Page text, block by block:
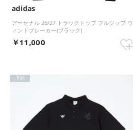
adidas
アーセナル 26/27 トラックトップ フルジップ ウ
ィンドブレーカー(ブラック)
￥11,000
予約